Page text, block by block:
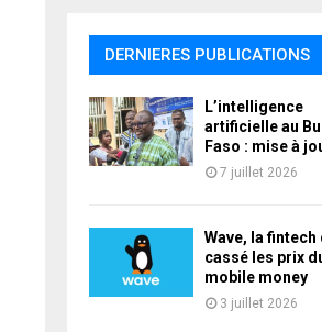
DERNIERES PUBLICATIONS
L’intelligence
artificielle au
Faso : mise à
7 juillet 2026
Wave, la fintech
cassé les prix
mobile money
3 juillet 2026